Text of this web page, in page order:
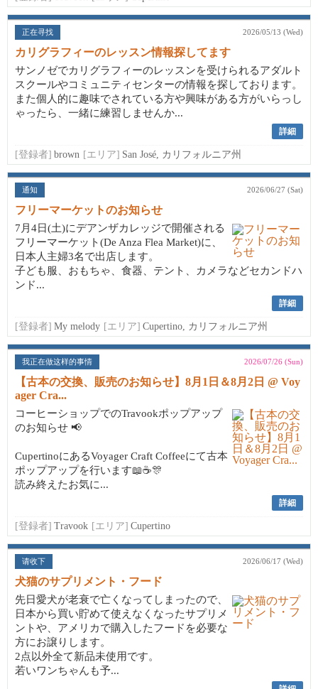
正在寻找 2026/05/13 (Wed)
カリグラフィーのレッスン情報探してます
サンノゼでカリグラフィーのレッスンを受けられるアダルト
スクールやコミュニティセンターの情報を探しております。
また個人的に趣味でされている方や興味がある方がいらっし
ゃったら、一緒に練習しませんか...
詳細
[登録者] brown [エリア] San José, カリフォルニア州
通知 2026/06/27 (Sat)
フリーマーケットのお知らせ
7月4日(土)にデアンザカレッジで開催される
フリーマーケット(De Anza Flea Market)に、
日本人主婦3名で出店します。
子ども服、おもちゃ、食器、テント、カメラなどセカンドハ
ンド...
詳細
[登録者] My melody [エリア] Cupertino, カリフォルニア州
我正在做这样的事情 2026/07/26 (Sun)
【古本の交換、販売のお知らせ】8月1日＆8月2日 @ Voy
ager Cra...
コーヒーショップでのTravookポップアップ
のお知らせ 📢
CupertinoにあるVoyager Craft Coffeeにて古本
ポップアップを行います📖☕🎊
読み終えたお気に...
詳細
[登録者] Travook [エリア] Cupertino
请收下 2026/06/17 (Wed)
犬猫のサプリメント・フード
先日愛犬が老衰で亡くなってしまったので、
日本から買い貯めて使えなくなったサプリメ
ントや、アメリカで購入したフードを必要な
方にお譲りします。
2点以外全て新品未使用です。
若いワンちゃんも予...